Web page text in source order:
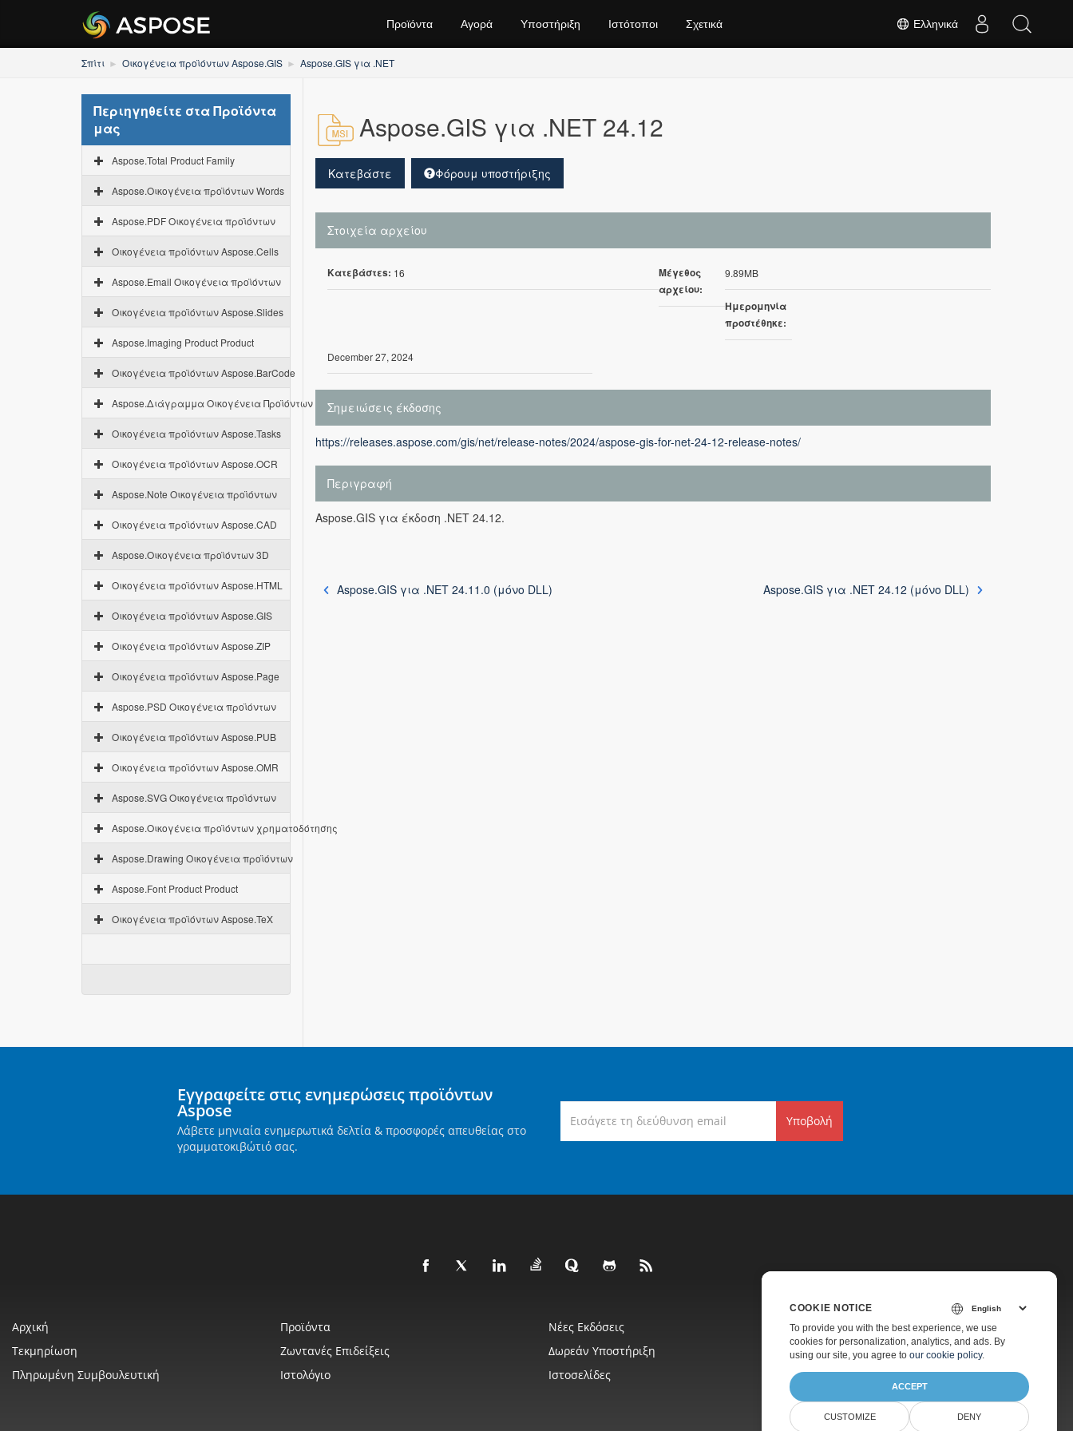
Ελληνικά
Προϊόντα Αγορά Υποστήριξη Ιστότοποι Σχετικά
Σπίτι Οικογένεια προϊόντων Aspose.GIS Aspose.GIS για .NET
Περιηγηθείτε στα Προϊόντα
μας
Aspose.Total Product Family
Aspose.Οικογένεια προϊόντων Words
Aspose.PDF Οικογένεια προϊόντων
Οικογένεια προϊόντων Aspose.Cells
Aspose.Email Οικογένεια προϊόντων
Οικογένεια προϊόντων Aspose.Slides
Aspose.Imaging Product Product
Οικογένεια προϊόντων Aspose.BarCode
Aspose.Διάγραμμα Οικογένεια Προϊόντων
Οικογένεια προϊόντων Aspose.Tasks
Οικογένεια προϊόντων Aspose.OCR
Aspose.Note Οικογένεια προϊόντων
Οικογένεια προϊόντων Aspose.CAD
Aspose.Οικογένεια προϊόντων 3D
Οικογένεια προϊόντων Aspose.HTML
Οικογένεια προϊόντων Aspose.GIS
Οικογένεια προϊόντων Aspose.ZIP
Οικογένεια προϊόντων Aspose.Page
Aspose.PSD Οικογένεια προϊόντων
Οικογένεια προϊόντων Aspose.PUB
Οικογένεια προϊόντων Aspose.OMR
Aspose.SVG Οικογένεια προϊόντων
Aspose.Οικογένεια προϊόντων χρηματοδότησης
Aspose.Drawing Οικογένεια προϊόντων
Aspose.Font Product Product
Οικογένεια προϊόντων Aspose.TeX
Aspose.GIS για .NET 24.12
Κατεβάστε Φόρουμ υποστήριξης
Στοιχεία αρχείου
Κατεβάστεs: 16
Μέγεθος
αρχείου:
9.89MB
Ημερομηνία
προστέθηκε:
December 27, 2024
Σημειώσεις έκδοσης
https://releases.aspose.com/gis/net/release-notes/2024/aspose-gis-for-net-24-12-release-notes/
Περιγραφή
Aspose.GIS για έκδοση .NET 24.12.
Aspose.GIS για .NET 24.11.0 (μόνο DLL) Aspose.GIS για .NET 24.12 (μόνο DLL)
Εγγραφείτε στις ενημερώσεις προϊόντων
Aspose
Λάβετε μηνιαία ενημερωτικά δελτία & προσφορές απευθείας στο
γραμματοκιβώτιό σας.
Υποβολή
Αρχική Προϊόντα Νέες Εκδόσεις
Τιμολόγηση
Τεκμηρίωση
Ζωντανές Επιδείξεις Δωρεάν Υποστήριξη
Πληρωμένη Υποστήριξη
Πληρωμένη Συμβουλευτική
Ιστολόγιο Ιστοσελίδες Σχετικά
COOKIE NOTICE
To provide you with the best experience, we use
cookies for personalization, analytics, and ads. By
using our site, you agree to our cookie policy.
ACCEPT
CUSTOMIZE DENY